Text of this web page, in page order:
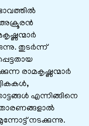
അക്രൂരൻ
തുടർന്ന്
രാമകൃഷ്ണന്മാർ
എന്നിങ്ങിനെ
നടക്കുന്നു.